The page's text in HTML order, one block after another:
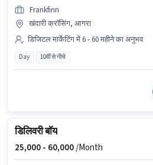
Frankfinn
खंदारी क्रॉसिंग, आगरा
डिजिटल मार्केटिंग में 6 - 60 महीने का अनुभव
Day 10वीं से नीचे
डिलिवरी बॉय
25,000 - 60,000/Month